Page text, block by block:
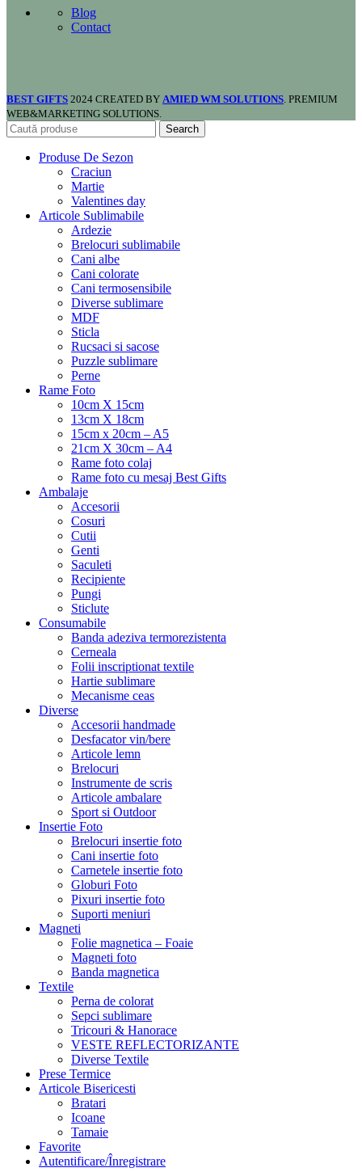
Blog
Contact
BEST GIFTS 2024 CREATED BY AMIED WM SOLUTIONS. PREMIUM
WEB&MARKETING SOLUTIONS.
Search
Produse De Sezon
Craciun
Martie
Valentines day
Articole Sublimabile
Ardezie
Brelocuri sublimabile
Cani albe
Cani colorate
Cani termosensibile
Diverse sublimare
MDF
Sticla
Rucsaci si sacose
Puzzle sublimare
Perne
Rame Foto
10cm X 15cm
13cm X 18cm
15cm x 20cm – A5
21cm X 30cm – A4
Rame foto colaj
Rame foto cu mesaj Best Gifts
Ambalaje
Accesorii
Cosuri
Cutii
Genti
Saculeti
Recipiente
Pungi
Sticlute
Consumabile
Banda adeziva termorezistenta
Cerneala
Folii inscriptionat textile
Hartie sublimare
Mecanisme ceas
Diverse
Accesorii handmade
Desfacator vin/bere
Articole lemn
Brelocuri
Instrumente de scris
Articole ambalare
Sport si Outdoor
Insertie Foto
Brelocuri insertie foto
Cani insertie foto
Carnetele insertie foto
Globuri Foto
Pixuri insertie foto
Suporti meniuri
Magneti
Folie magnetica – Foaie
Magneti foto
Banda magnetica
Textile
Perna de colorat
Sepci sublimare
Tricouri & Hanorace
VESTE REFLECTORIZANTE
Diverse Textile
Prese Termice
Articole Bisericesti
Bratari
Icoane
Tamaie
Favorite
Autentificare/Înregistrare